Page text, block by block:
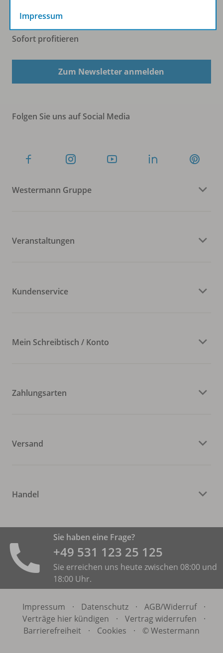
Sofort profitieren
Zum Newsletter anmelden
Folgen Sie uns auf Social Media
Westermann Gruppe
Veranstaltungen
Kundenservice
Mein Schreibtisch / Konto
Zahlungsarten
Versand
Handel
Sie haben eine Frage?
+49 531 ­123 25 125
Sie erreichen uns heute zwischen 08:00 und
18:00 Uhr.
Impressum · Datenschutz · AGB/Widerruf
·
Verträge hier kündigen
· Vertrag widerrufen
·
Barrierefreiheit
· Cookies · © Westermann
Impressum